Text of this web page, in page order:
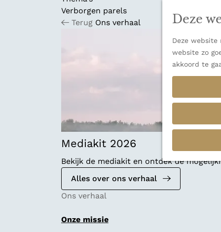
Deze
Deze
website zo
akkoord te
Verborgen parels
Terug Ons verhaal
Mediakit 2026
Bekijk de mediakit en ontdek de
Alles over ons verhaal
Ons verhaal
Onze missie